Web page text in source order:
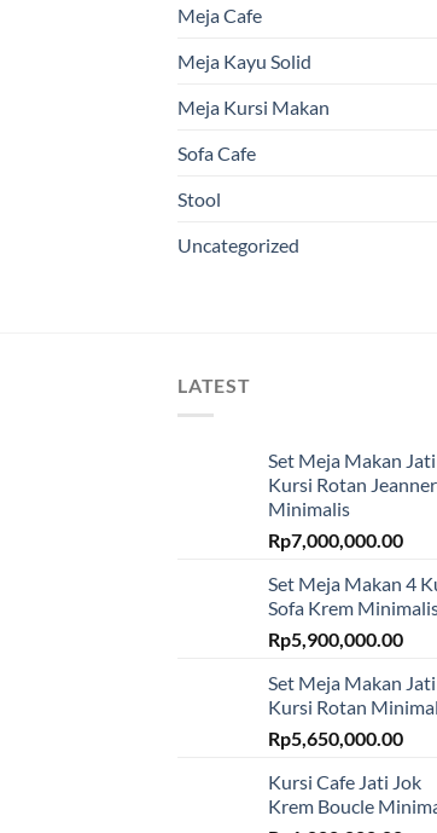
Meja Cafe
Meja Kayu Solid
Meja Kursi Makan
Sofa Cafe
Stool
Uncategorized
LATEST
Set Meja Makan
Kursi Rotan
Minimalis
Rp7,000,000.00
Set Meja Makan 4
Sofa Krem
Rp5,900,000.00
Set Meja Makan
Kursi Rotan
Rp5,650,000.00
Kursi Cafe Jati Jok
Krem Boucle